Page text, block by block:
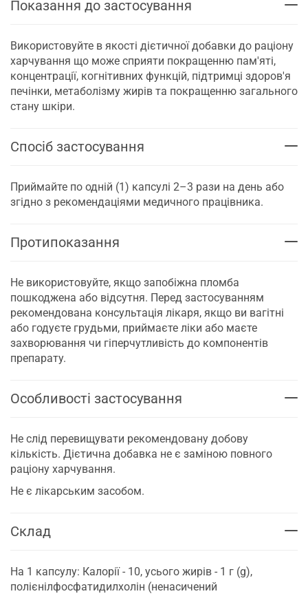
Показання до застосування
Використовуйте в якості дієтичної добавки до раціону
харчування що може сприяти покращенню пам'яті,
концентрації, когнітивних функцій, підтримці здоров'я
печінки, метаболізму жирів та покращенню загального
стану шкіри.
Спосіб застосування
Приймайте по одній (1) капсулі 2–3 рази на день або
згідно з рекомендаціями медичного працівника.
Протипоказання
Не використовуйте, якщо запобіжна пломба
пошкоджена або відсутня. Перед застосуванням
рекомендована консультація лікаря, якщо ви вагітні
або годуєте грудьми, приймаєте ліки або маєте
захворювання чи гіперчутливість до компонентів
препарату.
Особливості застосування
Не слід перевищувати рекомендовану добову
кількість. Дієтична добавка не є заміною повного
раціону харчування.
Не є лікарським засобом.
Склад
На 1 капсулу: Калорії - 10, усього жирів - 1 г (g),
полієнілфосфатидилхолін (ненасичений